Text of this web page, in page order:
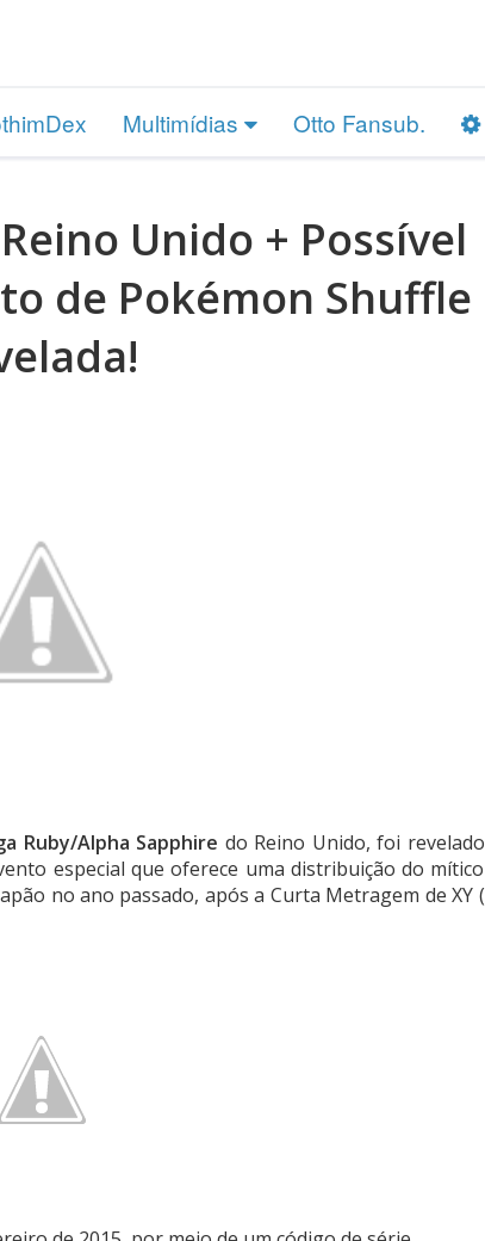
Multimídias Otto Fansub.
Unido + Possível
de Pokémon Shuffle
Ruby/Alpha Sapphire do Reino Unido, foi revelado
especial que oferece uma distribuição do mítico
no ano passado, após a Curta Metragem de XY (